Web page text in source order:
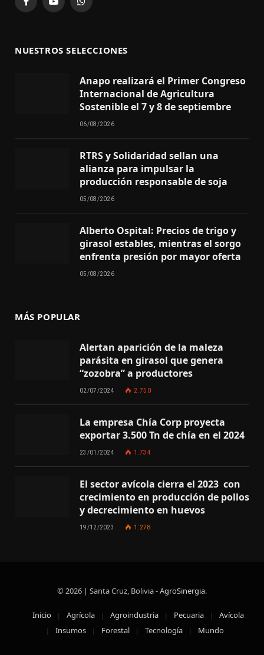
FacebookYouTubeWhatsApp
NUESTROS SELECCIONES
Anapo realizará el Primer Congreso
Internacional de Agricultura
Sostenible el 7 y 8 de septiembre
06/08/2026
RTRS y Solidaridad sellan una
alianza para impulsar la
producción responsable de soja
05/08/2026
Alberto Ospital: Precios de trigo y
girasol estables, mientras el sorgo
enfrenta presión por mayor oferta
05/08/2026
MÁS POPULAR
Alertan aparición de la maleza
parásita en girasol que genera
“zozobra” a productores
02/07/2024 2.750
La empresa Chía Corp proyecta
exportar 3.500 Tn de chía en el 2024
23/01/2024 1.734
El sector avícola cierra el 2023 con
crecimiento en producción de pollos
y decrecimiento en huevos
19/12/2023 1.278
© 2026 | Santa Cruz, Bolivia -AgroSinergia.
Inicio Agrícola Agroindustria Pecuaria
Avícola
Insumos
Forestal Tecnología Mundo